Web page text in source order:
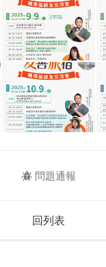
問題通報
回列表